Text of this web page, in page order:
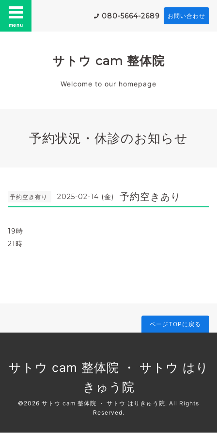
menu
080-5664-2689 お問い合わせ
サトウ cam 整体院
Welcome to our homepage
予約状況・休診のお知らせ
予約空き有り 2025-02-14 (金) 予約空きあり
19時
21時
ページTOPに戻る
サトウ cam 整体院 ・ サトウ はり
きゅう院
©2026 サトウ cam 整体院 ・ サトウ はりきゅう院. All Rights
Reserved.